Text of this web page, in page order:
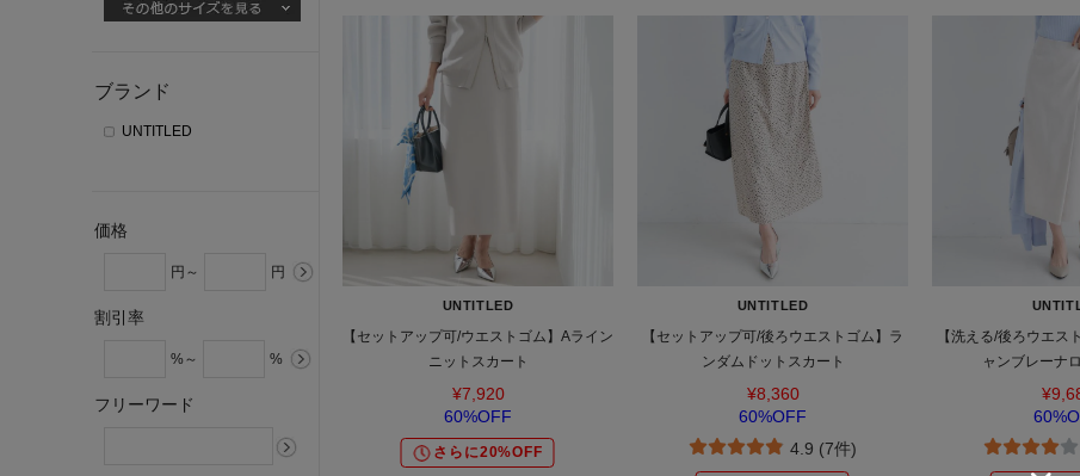
ブランド
UNTITLED
価格
円～ 円
割引率
%～ %
フリーワード
UNTITLED
【セットアップ可/ウエストゴム】Aライン
ニットスカート
¥7,920
60%OFF
さらに20%OFF
UNTITLED
【セットアップ可/後ろウエストゴム】ラ
ンダムドットスカート
¥8,360
60%OFF
4.9 (7件)
【洗える/後ろウエス
ャンブレーナ